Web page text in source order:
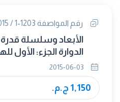
رقم المواصفة 1203-1 / 2015
الأبعاد وسلسلة قدرة
400 وللفلانشات من أرقام 55 إلى 1080
1,150 ج.م.